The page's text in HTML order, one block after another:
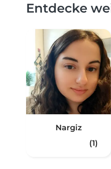
Entdecke
Nargiz
(1)